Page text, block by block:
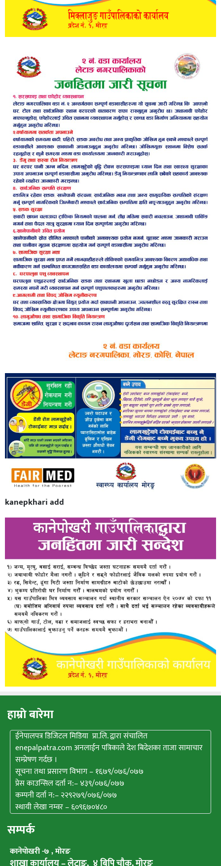
kanepkhari add
हाम्राे बारेमा
ईनेपालपत्र डिजिटल मिडिया प्रा.लि. द्वारा संचालित
enepalpatra.com अनलाईन पत्रिकाले देश बिदेशका ताजा सामाचार
सम्प्रेषण गर्दछ ।
सूचना तथा प्रसारण विभाग – १६७९/०७६/०७७
प्रेस काउन्सिल दर्ता न:– ४३९/०७६/०७७
कम्पनी दर्ता न:– २२९२७९/०७६/०७७
स्थायी लेखा नम्वर – ६०९६७०४८०
सम्पर्क
कानेपाेखरी -७ , मोरङ